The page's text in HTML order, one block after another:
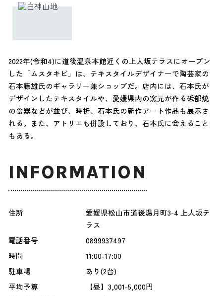
2022年(令和4)に道後温泉本館近くの上人坂テラスにオープン
した「ムスタキビ」は、テキスタイルデザイナーで陶芸家の
石本藤雄氏のギャラリー兼ショップだ。店内には、石本氏が
デザインしたテキスタイルや、愛媛県内の窯元が作る砥部焼
の食器などが並び、時折、石本氏の新作アート作品も展示さ
れる。また、アトリエも併設しており、石本氏に会えること
もある。
INFORMATION
住所
愛媛県松山市道後湯月町3-4 上人坂テ
ラス
電話番号
0899937497
時間
11:00-17:00
駐車場
あり(2台)
平均予算
【昼】3,001-5,000円